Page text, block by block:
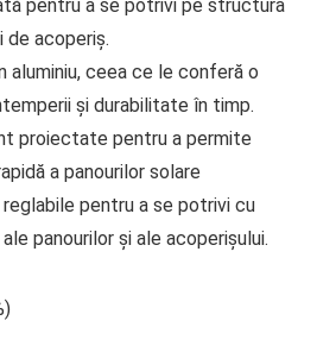
pentru a se potrivi pe structura
de acoperiș.
aluminiu, ceea ce le conferă o
și durabilitate în timp.
proiectate pentru a permite
a panourilor solare
pentru a se potrivi cu
panourilor și ale acoperișului.